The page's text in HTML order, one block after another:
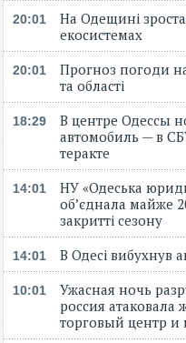
20:01
На Одещині
екосистемах
20:01
Прогноз погоди
та області
18:29
В центре Одессы
автомобиль — в
теракте
14:01
НУ «Одеська
об’єднала майже
закритті сезону
14:01 В Одесі вибухнув
10:01
Ужасная ночь
россия
торговый центр и